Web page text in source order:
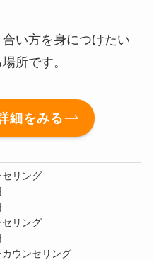
い方を身につけたい
所です。
細をみる
セリング
セリング
カウンセリング